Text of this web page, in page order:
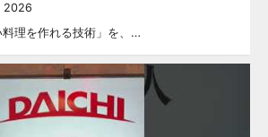
2026
理を作れる技術」を、…